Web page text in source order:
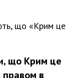
що «Крим це
що Крим це
правом в